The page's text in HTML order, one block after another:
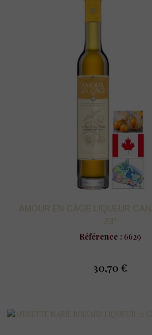
AMOUR EN CAGE LIQUEUR
23°
Référence : 6629
prix
30,70 €